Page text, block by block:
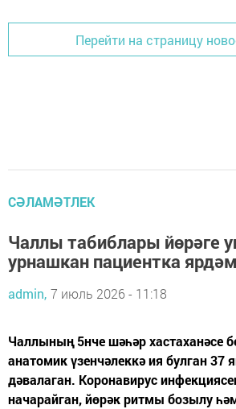
Перейти на страницу
СӘЛАМӘТЛЕК
Чаллы табиблары йөрәге
урнашкан пациентка
admin, 7 июль 2026 - 11:18
Чаллының 5нче шәһәр хастаханәсе
анатомик үзенчәлеккә ия булган 37
дәвалаган. Коронавирус
начарайган, йөрәк ритмы бозылу